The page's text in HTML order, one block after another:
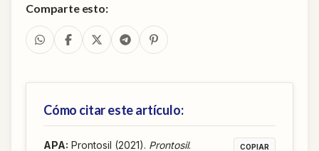
Comparte esto:
Cómo citar este artículo:
APA: Prontosil (2021). Prontosil.
COPIAR